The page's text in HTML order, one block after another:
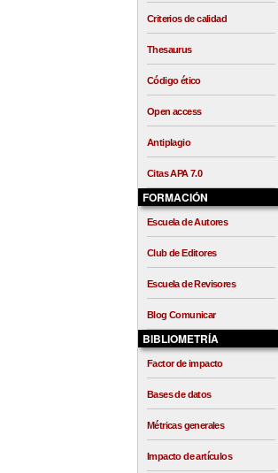
Criterios de calidad
Thesaurus
Código ético
Open access
Antiplagio
Citas APA 7.0
FORMACIÓN
Escuela de Autores
Club de Editores
Escuela de Revisores
Blog Comunicar
BIBLIOMETRÍA
Factor de impacto
Bases de datos
Métricas generales
Impacto de artículos